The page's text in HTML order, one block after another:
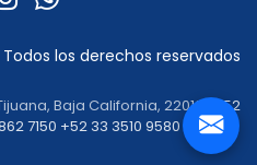
los derechos reservados
Baja California, 22010 · +52
7150 +52 33 3510 9580